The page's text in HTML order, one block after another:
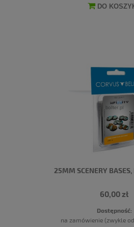
DO
25MM SCENERY BASES,
60,00 zł
Dostępność:
na zamówienie (zwykle